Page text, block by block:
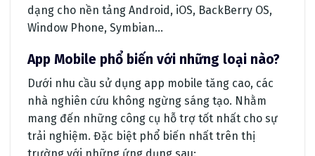
dạng cho nền tảng Android, iOS, BackBerry OS,
Window Phone, Symbian…
App Mobile phổ biến với những loại nào?
Dưới nhu cầu sử dụng app mobile tăng cao, các
nhà nghiên cứu không ngừng sáng tạo. Nhằm
mang đến những công cụ hỗ trợ tốt nhất cho sự
trải nghiệm. Đặc biệt phổ biến nhất trên thị